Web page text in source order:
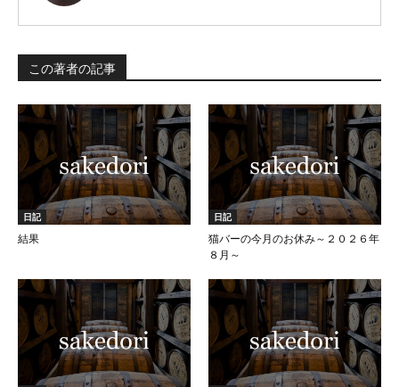
この著者の記事
日記
結果
日記
猫バーの今月のお休み～２０２６年
８月～